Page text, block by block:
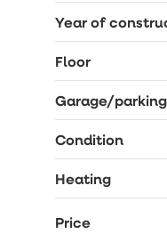
Year of
Floor
Garage/
Condition
Heating
Price